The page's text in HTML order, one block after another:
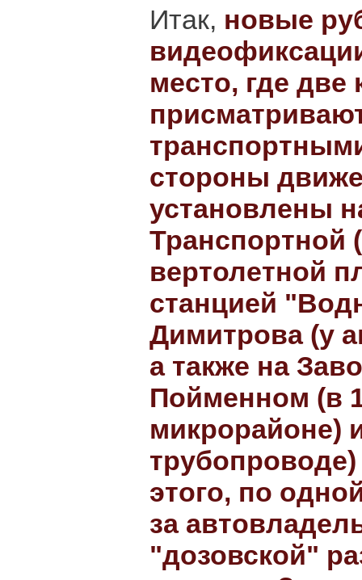
Итак, новые
место, где две
стороны
установлены
Транспортной
вертолетной
станцией
Димитрова (у
а также на
Пойменном (в
микрорайоне)
этого, по
за
"дозовской"